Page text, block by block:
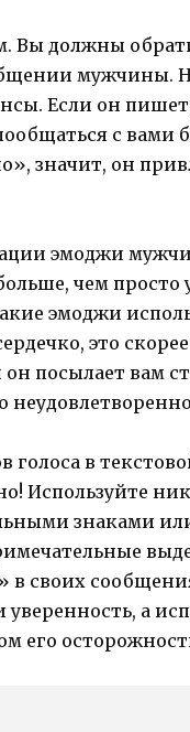
Вы должны
мужчины.
Если он
с вами
значит, он
эмоджи
чем просто
эмоджи
это
посылает вам
голоса в
Используйте
знаками
своих
а
его